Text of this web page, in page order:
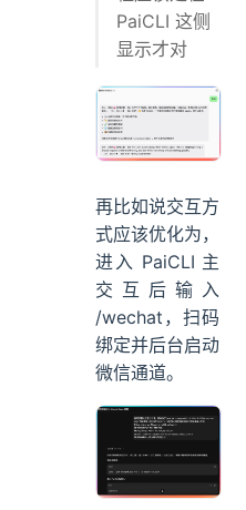
PaiCLI 这侧
显示才对
再比如说交互方
式应该优化为，
进入 PaiCLI 主
交互后输入
/wechat，扫码
绑定并后台启动
微信通道。